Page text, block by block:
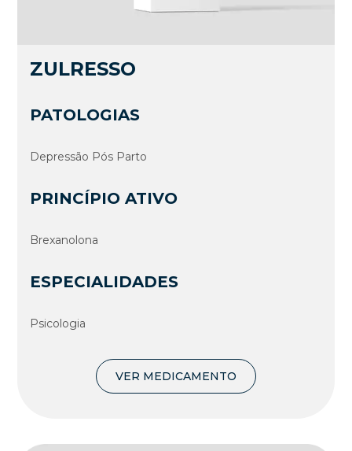
ZULRESSO
PATOLOGIAS
Depressão Pós Parto
PRINCÍPIO ATIVO
Brexanolona
ESPECIALIDADES
Psicologia
VER MEDICAMENTO